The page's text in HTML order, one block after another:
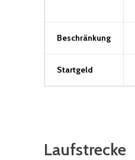
Beschränkung
Startgeld
Laufstrecke